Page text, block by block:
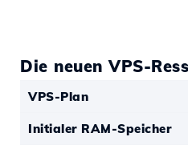
Die neuen VPS-
VPS-Plan
Initialer RAM-Speicher